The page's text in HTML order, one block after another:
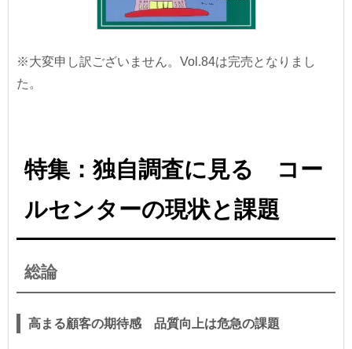
※大変申し訳ございません。Vol.84は完売となりまし
た。
特集：独自調査に見る コー
ルセンターの現状と課題
総論
高まる顧客の期待感 品質向上は危急の課題